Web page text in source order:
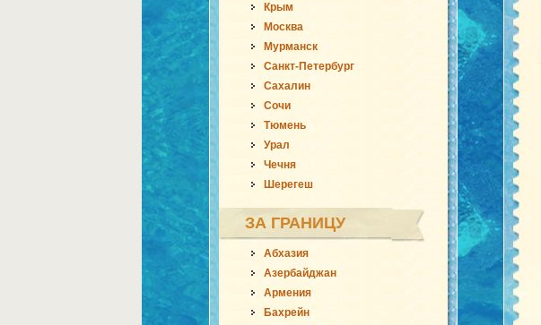
Крым
Москва
Мурманск
Санкт-Петербург
Сахалин
Сочи
Тюмень
Урал
Чечня
Шерегеш
ЗА ГРАНИЦУ
Абхазия
Азербайджан
Армения
Бахрейн